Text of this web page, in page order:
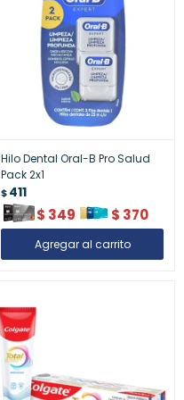
Hilo Dental Oral-B Pro Salud
Pack 2x1
$411
$ 349 $ 370